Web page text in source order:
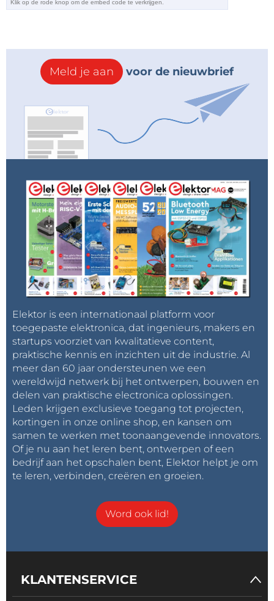
Meld je aan voor de nieuwbrief
Elektor is een internationaal platform voor
toegepaste elektronica, dat ingenieurs, makers en
startups voorziet van kwalitatieve content,
praktische kennis en inzichten uit de industrie. Al
meer dan 60 jaar ondersteunen we een
wereldwijd netwerk bij het ontwerpen, bouwen en
delen van praktische electronica oplossingen.
Leden krijgen exclusieve toegang tot projecten,
kortingen in onze online shop, en kansen om
samen te werken met toonaangevende innovators.
Of je nu aan het leren bent, ontwerpen of een
bedrijf aan het opschalen bent, Elektor helpt je om
te leren, verbinden, creëren en groeien.
Word ook lid!
KLANTENSERVICE